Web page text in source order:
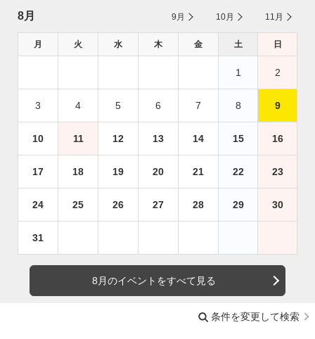
8月 9月 10月 11月
月 火 水 木 金 土 日
1 2
3 4 5 6 7 8 9
10 11 12 13 14 15 16
17 18 19 20 21 22 23
24 25 26 27 28 29 30
31
8月のイベントをすべて見る
条件を変更して検索